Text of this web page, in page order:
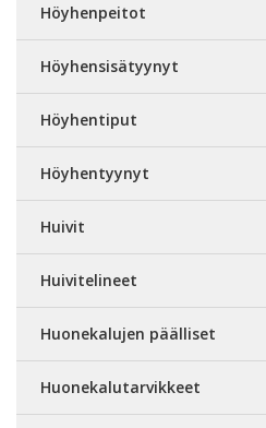
Höyhenpeitot
Höyhensisätyynyt
Höyhentiput
Höyhentyynyt
Huivit
Huivitelineet
Huonekalujen päälliset
Huonekalutarvikkeet